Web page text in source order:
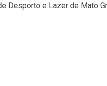
Desporto e Lazer de Mato